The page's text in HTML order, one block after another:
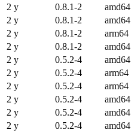
2 y
0.8.1-2 amd64
2 y
0.8.1-2 amd64
2 y
0.8.1-2 arm64
2 y
0.8.1-2 amd64
2 y
0.5.2-4 amd64
2 y
0.5.2-4 arm64
2 y
0.5.2-4 arm64
2 y
0.5.2-4 amd64
2 y
0.5.2-4 amd64
2 y
0.5.2-4 amd64